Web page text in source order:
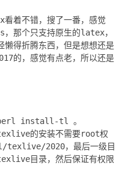
着不错，搜了一番，感觉
那个只支持原生的latex，
得折腾东西，但是想想还是
的，感觉有点老，所以还是
行perl install-tl 。
texlive的安装不需要root权
texlive/2020，最后一级目
目录，然后保证有权限